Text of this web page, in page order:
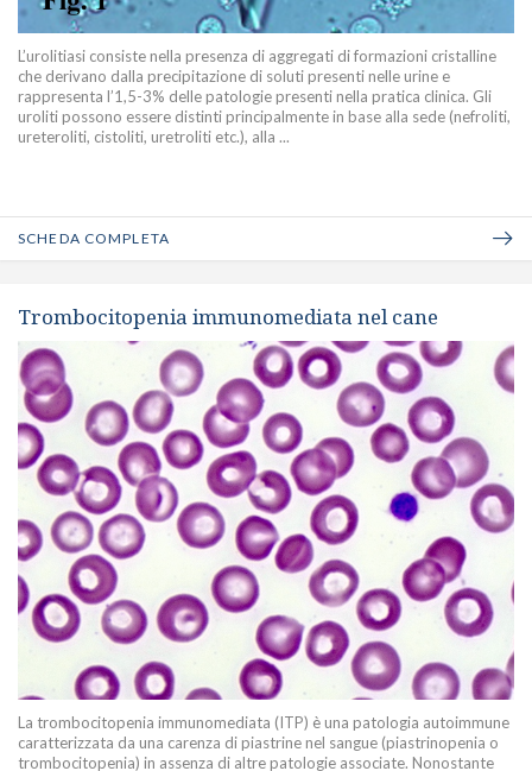
L’urolitiasi consiste nella presenza di aggregati di formazioni cristalline
che derivano dalla precipitazione di soluti presenti nelle urine e
rappresenta l’1,5-3% delle patologie presenti nella pratica clinica. Gli
uroliti possono essere distinti principalmente in base alla sede (nefroliti,
ureteroliti, cistoliti, uretroliti etc.), alla ...
SCHEDA COMPLETA
Trombocitopenia immunomediata nel cane
La trombocitopenia immunomediata (ITP) è una patologia autoimmune
caratterizzata da una carenza di piastrine nel sangue (piastrinopenia o
trombocitopenia) in assenza di altre patologie associate. Nonostante